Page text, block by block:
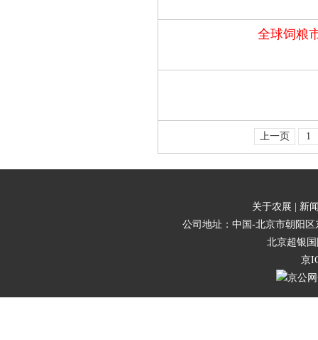
全球饲粮
上一页 1
关于农展 |
新
公司地址：中国-北京市朝阳区
北京超银
京
京公网